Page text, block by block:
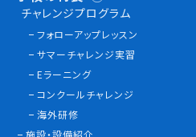
チャレンジプログラム
フォローアップレッスン
サマーチャレンジ実習
Eラーニング
コンクールチャレンジ
海外研修
施設・設備紹介